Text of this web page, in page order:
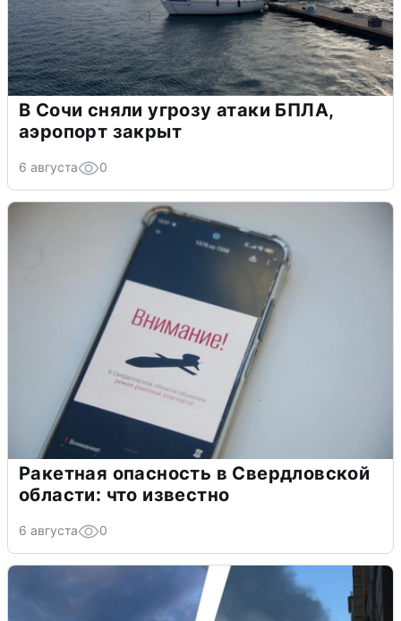
В Сочи сняли угрозу атаки БПЛА,
аэропорт закрыт
6 августа 0
Ракетная опасность в Свердловской
области: что известно
6 августа 0